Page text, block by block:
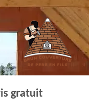
gratuit